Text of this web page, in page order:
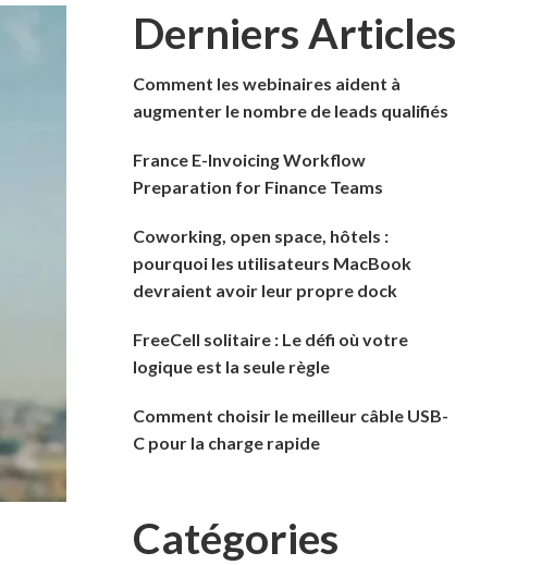
Derniers Articles
Comment les webinaires aident à
augmenter le nombre de leads qualifiés
France E-Invoicing Workflow
Preparation for Finance Teams
Coworking, open space, hôtels :
pourquoi les utilisateurs MacBook
devraient avoir leur propre dock
FreeCell solitaire : Le défi où votre
logique est la seule règle
Comment choisir le meilleur câble USB-
C pour la charge rapide
Catégories